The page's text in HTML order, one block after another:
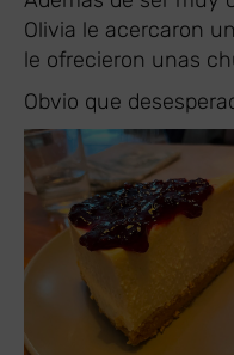
Olivia le acercaron
le ofrecieron unas
Obvio que